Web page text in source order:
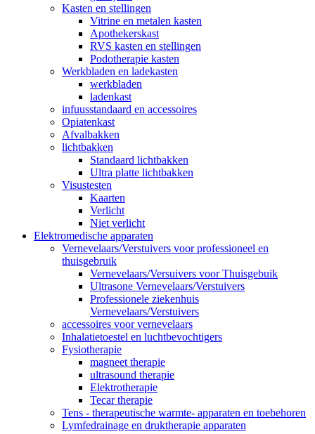
Kasten en stellingen
Vitrine en metalen kasten
Apothekerskast
RVS kasten en stellingen
Podotherapie kasten
Werkbladen en ladekasten
werkbladen
ladenkast
infuusstandaard en accessoires
Opiatenkast
Afvalbakken
lichtbakken
Standaard lichtbakken
Ultra platte lichtbakken
Visustesten
Kaarten
Verlicht
Niet verlicht
Elektromedische apparaten
Vernevelaars/Verstuivers voor professioneel en
thuisgebruik
Vernevelaars/Versuivers voor Thuisgebuik
Ultrasone Vernevelaars/Verstuivers
Professionele ziekenhuis
Vernevelaars/Verstuivers
accessoires voor vernevelaars
Inhalatietoestel en luchtbevochtigers
Fysiotherapie
magneet therapie
ultrasound therapie
Elektrotherapie
Tecar therapie
Tens - therapeutische warmte- apparaten en toebehoren
Lymfedrainage en druktherapie apparaten